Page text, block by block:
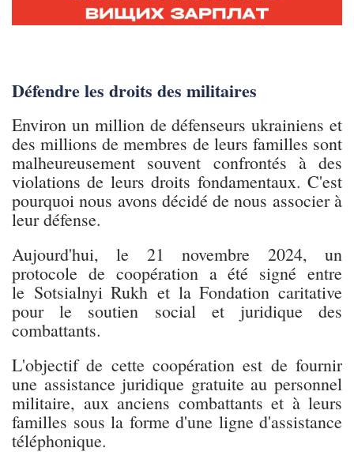
Défendre les droits des militaires
Environ un million de défenseurs ukrainiens et
des millions de membres de leurs familles sont
malheureusement souvent confrontés à des
violations de leurs droits fondamentaux. C'est
pourquoi nous avons décidé de nous associer à
leur défense.
Aujourd'hui, le 21 novembre 2024, un
protocole de coopération a été signé entre
le Sotsialnyi Rukh et la Fondation caritative
pour le soutien social et juridique des
combattants.
L'objectif de cette coopération est de fournir
une assistance juridique gratuite au personnel
militaire, aux anciens combattants et à leurs
familles sous la forme d'une ligne d'assistance
téléphonique.